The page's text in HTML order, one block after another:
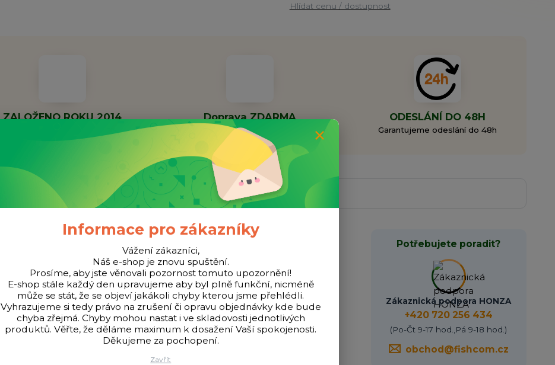
Hlídat cenu / dostupnost
ZALOŽENO ROKU 2014 Doprava ZDARMA
Při objednávce nad 1000 Kč
ODESLÁNÍ DO 48H
Garantujeme odeslání do 48h
Potřebujete poradit?
Zákaznická podpora HONZA
+420 720 256 434
(Po-Čt 9-17 hod.,Pá 9-18 hod.)
obchod@fishcom.cz
Informace pro zákazníky
Vážení zákazníci,
Náš e-shop je znovu spuštění.
Prosíme, aby jste věnovali pozornost tomuto upozornění!
E-shop stále každý den upravujeme aby byl plně funkční, nicméně
může se stát, že se objeví jakákoli chyby kterou jsme přehlédli.
Vyhrazujeme si tedy právo na zrušení či opravu objednávky kde bude
chyba zřejmá. Chyby mohou nastat i ve skladovosti jednotlivých
produktů. Věřte, že děláme maximum k dosažení Vaší spokojenosti.
Děkujeme za pochopení.
Zavřít